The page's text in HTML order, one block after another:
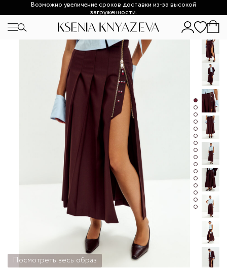
Возможно увеличение сроков доставки из-за высокой
загруженности.
Посмотреть весь образ